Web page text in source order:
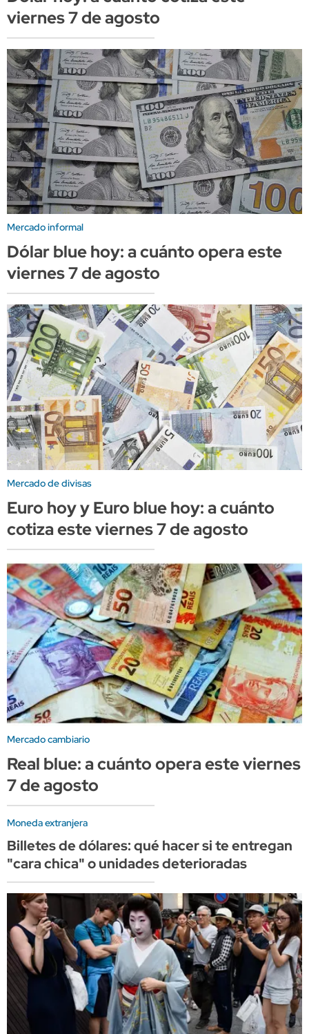
viernes 7 de agosto
Mercado informal
Dólar blue hoy: a cuánto opera este
viernes 7 de agosto
Mercado de divisas
Euro hoy y Euro blue hoy: a cuánto
cotiza este viernes 7 de agosto
Mercado cambiario
Real blue: a cuánto opera este viernes
7 de agosto
Moneda extranjera
Billetes de dólares: qué hacer si te entregan
"cara chica" o unidades deterioradas